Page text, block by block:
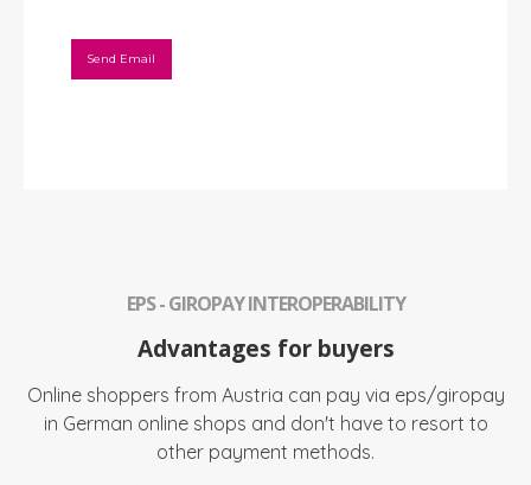
Send Email
EPS - GIROPAY INTEROPERABILITY
Advantages for buyers
Online shoppers from Austria can pay via eps/giropay
in German online shops and don't have to resort to
other payment methods.